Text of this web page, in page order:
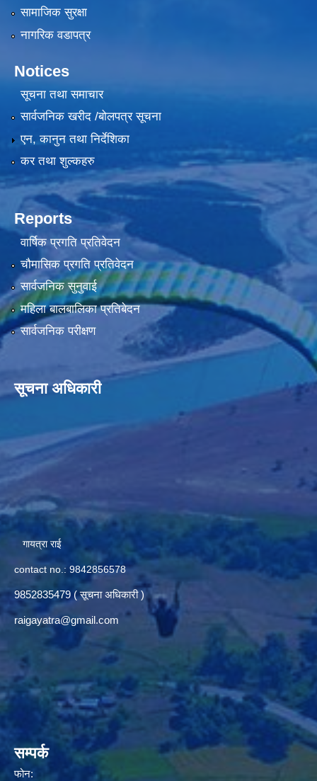
सामाजिक सुरक्षा
नागरिक वडापत्र
Notices
सूचना तथा समाचार
सार्वजनिक खरीद /बोलपत्र सूचना
एन, कानुन तथा निर्देशिका
कर तथा शुल्कहरु
Reports
वार्षिक प्रगति प्रतिवेदन
चौमासिक प्रगति प्रतिवेदन
सार्वजनिक सुनुवाई
महिला बालबालिका प्रतिबेदन
सार्वजनिक परीक्षण
सूचना अधिकारी
गायत्रा राई
contact no.: 9842856578
9852835479 ( सूचना अधिकारी )
raigayatra@gmail.com
सम्पर्क
फोन: